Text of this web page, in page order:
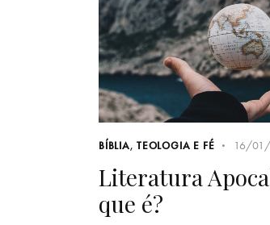
BÍBLIA,TEOLOGIA E FÉ 16/
Literatura
que é?